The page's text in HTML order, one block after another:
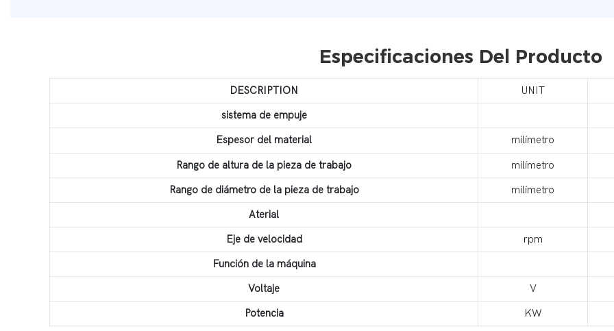
Especificaciones Del Producto
DESCRIPTION UNIT
sistema de empuje
Espesor del material
milímetro
Rango de altura de la pieza de trabajo milímetro
Rango de diámetro de la pieza de trabajo
milímetro
Aterial
Eje de velocidad
rpm
Función de la máquina
Voltaje
V
Potencia
KW